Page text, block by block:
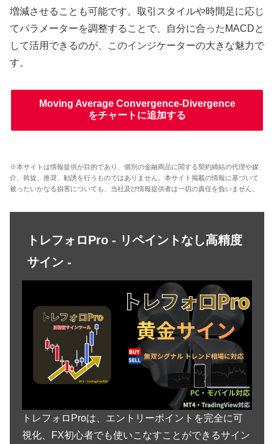
増減させることも可能です。取引スタイルや時間足に応じ
てパラメーターを調整することで、自分に合ったMACDと
して活用できるのが、このインジケーターの大きな魅力で
す。
Moving Average Convergence-Divergence
をチャートに追加する
※本サイトは情報提供が目的であり、個別の金融商品に関する契約締結の代理や媒
介、斡旋、推奨、勧誘を行うものではありません。本サイト掲載の情報に基づいて
被ったいかなる損害についても、当社及び情報提供者は一切の責任を負いません。
トレフォロPro - リペイントなし高精度
サイン -
トレフォロProは、エントリーポイントを完全に可
視化、FX初心者でも使いこなすことができるサイン